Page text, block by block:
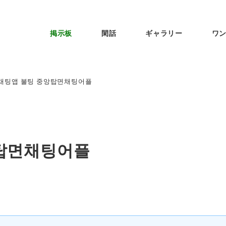
掲示板 閑話 ギャラリー ワ
팅앱 불팅 중앙탑면채팅어플
면채팅어플